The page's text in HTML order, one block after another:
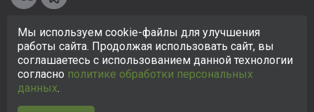
© 2005-2026 ООО «КСК». Сайтhttps://ksk24.ruсоздан
исключительно в информационных целях и любая информация
на сайте не является публичной офертой.Политика в
отношении персональных данных
Мы используем cookie-файлы для улучшения
работы сайта. Продолжая использовать сайт, вы
соглашаетесь с использованием данной технологии
согласно политике обработки персональных
данных.